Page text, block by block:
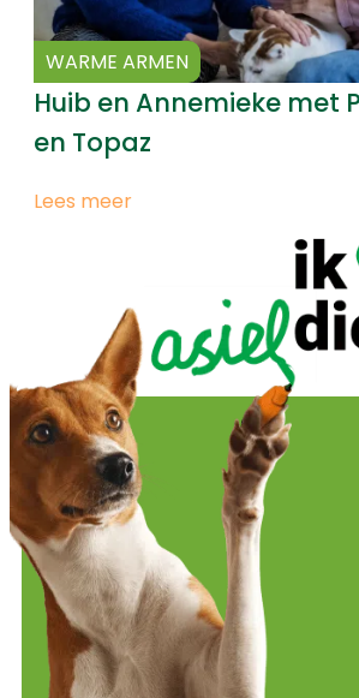
WARME ARMEN
Huib en Annemieke met
en Topaz
Lees meer